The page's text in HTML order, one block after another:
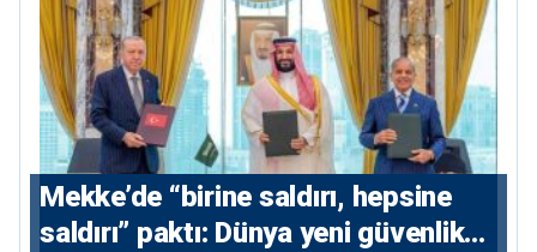
Mekke’de “birine saldırı, hepsine
saldırı” paktı: Dünya yeni güvenlik